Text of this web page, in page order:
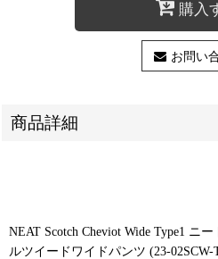
購入
お問い
商品詳細
NEAT Scotch Cheviot Wide Type1 ニ
ルツイードワイドパンツ (23-02SCW-